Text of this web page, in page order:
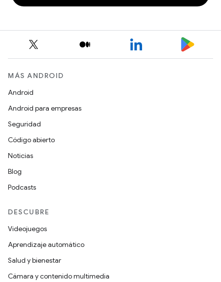
MÁS ANDROID
Android
Android para empresas
Seguridad
Código abierto
Noticias
Blog
Podcasts
DESCUBRE
Videojuegos
Aprendizaje automático
Salud y bienestar
Cámara y contenido multimedia